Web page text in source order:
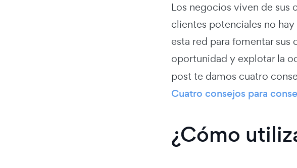
Los negocios viven de sus
clientes potenciales no
esta red para fomentar
oportunidad y explotar la
post te damos cuatro
Cuatro consejos para
¿Cómo